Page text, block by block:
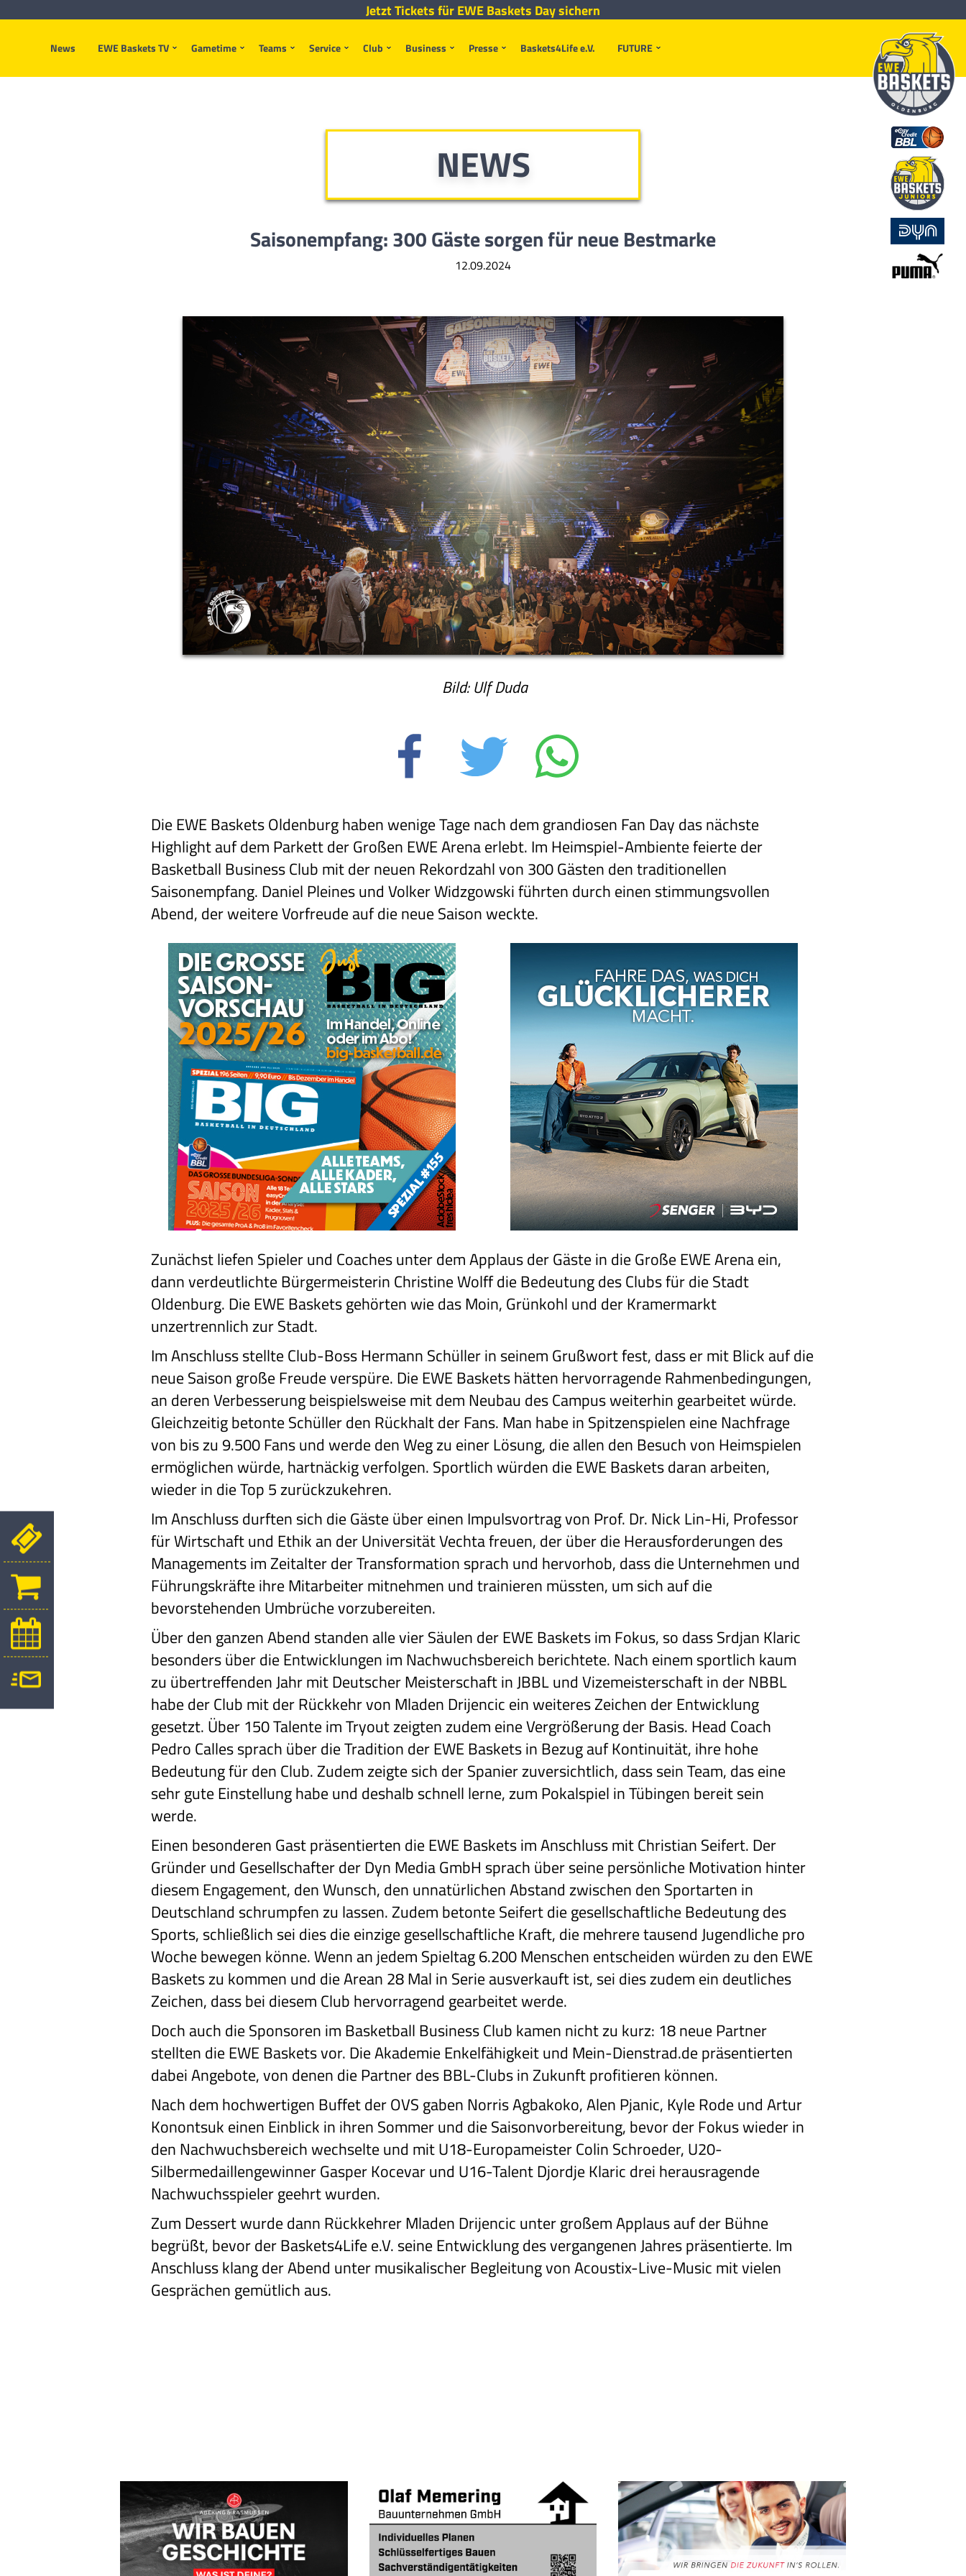
News EWE Baskets TV Gametime Teams Service Club Business Presse Baskets4Life e.V. FUTURE
Jetzt Tickets für EWE Baskets Day sichern
NEWS
Saisonempfang: 300 Gäste sorgen für neue Bestmarke
12.09.2024
Bild: Ulf Duda
Die EWE Baskets Oldenburg haben wenige Tage nach dem grandiosen Fan Day das nächste
Highlight auf dem Parkett der Großen EWE Arena erlebt. Im Heimspiel-Ambiente feierte der
Basketball Business Club mit der neuen Rekordzahl von 300 Gästen den traditionellen
Saisonempfang. Daniel Pleines und Volker Widzgowski führten durch einen stimmungsvollen
Abend, der weitere Vorfreude auf die neue Saison weckte.
Zunächst liefen Spieler und Coaches unter dem Applaus der Gäste in die Große EWE Arena ein,
dann verdeutlichte Bürgermeisterin Christine Wolff die Bedeutung des Clubs für die Stadt
Oldenburg. Die EWE Baskets gehörten wie das Moin, Grünkohl und der Kramermarkt
unzertrennlich zur Stadt.
Im Anschluss stellte Club-Boss Hermann Schüller in seinem Grußwort fest, dass er mit Blick auf die
neue Saison große Freude verspüre. Die EWE Baskets hätten hervorragende Rahmenbedingungen,
an deren Verbesserung beispielsweise mit dem Neubau des Campus weiterhin gearbeitet würde.
Gleichzeitig betonte Schüller den Rückhalt der Fans. Man habe in Spitzenspielen eine Nachfrage
von bis zu 9.500 Fans und werde den Weg zu einer Lösung, die allen den Besuch von Heimspielen
ermöglichen würde, hartnäckig verfolgen. Sportlich würden die EWE Baskets daran arbeiten,
wieder in die Top 5 zurückzukehren.
Im Anschluss durften sich die Gäste über einen Impulsvortrag von Prof. Dr. Nick Lin-Hi, Professor
für Wirtschaft und Ethik an der Universität Vechta freuen, der über die Herausforderungen des
Managements im Zeitalter der Transformation sprach und hervorhob, dass die Unternehmen und
Führungskräfte ihre Mitarbeiter mitnehmen und trainieren müssten, um sich auf die
bevorstehenden Umbrüche vorzubereiten.
Über den ganzen Abend standen alle vier Säulen der EWE Baskets im Fokus, so dass Srdjan Klaric
besonders über die Entwicklungen im Nachwuchsbereich berichtete. Nach einem sportlich kaum
zu übertreffenden Jahr mit Deutscher Meisterschaft in JBBL und Vizemeisterschaft in der NBBL
habe der Club mit der Rückkehr von Mladen Drijencic ein weiteres Zeichen der Entwicklung
gesetzt. Über 150 Talente im Tryout zeigten zudem eine Vergrößerung der Basis. Head Coach
Pedro Calles sprach über die Tradition der EWE Baskets in Bezug auf Kontinuität, ihre hohe
Bedeutung für den Club. Zudem zeigte sich der Spanier zuversichtlich, dass sein Team, das eine
sehr gute Einstellung habe und deshalb schnell lerne, zum Pokalspiel in Tübingen bereit sein
werde.
Einen besonderen Gast präsentierten die EWE Baskets im Anschluss mit Christian Seifert. Der
Gründer und Gesellschafter der Dyn Media GmbH sprach über seine persönliche Motivation hinter
diesem Engagement, den Wunsch, den unnatürlichen Abstand zwischen den Sportarten in
Deutschland schrumpfen zu lassen. Zudem betonte Seifert die gesellschaftliche Bedeutung des
Sports, schließlich sei dies die einzige gesellschaftliche Kraft, die mehrere tausend Jugendliche pro
Woche bewegen könne. Wenn an jedem Spieltag 6.200 Menschen entscheiden würden zu den EWE
Baskets zu kommen und die Arean 28 Mal in Serie ausverkauft ist, sei dies zudem ein deutliches
Zeichen, dass bei diesem Club hervorragend gearbeitet werde.
Doch auch die Sponsoren im Basketball Business Club kamen nicht zu kurz: 18 neue Partner
stellten die EWE Baskets vor. Die Akademie Enkelfähigkeit und Mein-Dienstrad.de präsentierten
dabei Angebote, von denen die Partner des BBL-Clubs in Zukunft profitieren können.
Nach dem hochwertigen Buffet der OVS gaben Norris Agbakoko, Alen Pjanic, Kyle Rode und Artur
Konontsuk einen Einblick in ihren Sommer und die Saisonvorbereitung, bevor der Fokus wieder in
den Nachwuchsbereich wechselte und mit U18-Europameister Colin Schroeder, U20-
Silbermedaillengewinner Gasper Kocevar und U16-Talent Djordje Klaric drei herausragende
Nachwuchsspieler geehrt wurden.
Zum Dessert wurde dann Rückkehrer Mladen Drijencic unter großem Applaus auf der Bühne
begrüßt, bevor der Baskets4Life e.V. seine Entwicklung des vergangenen Jahres präsentierte. Im
Anschluss klang der Abend unter musikalischer Begleitung von Acoustix-Live-Music mit vielen
Gesprächen gemütlich aus.